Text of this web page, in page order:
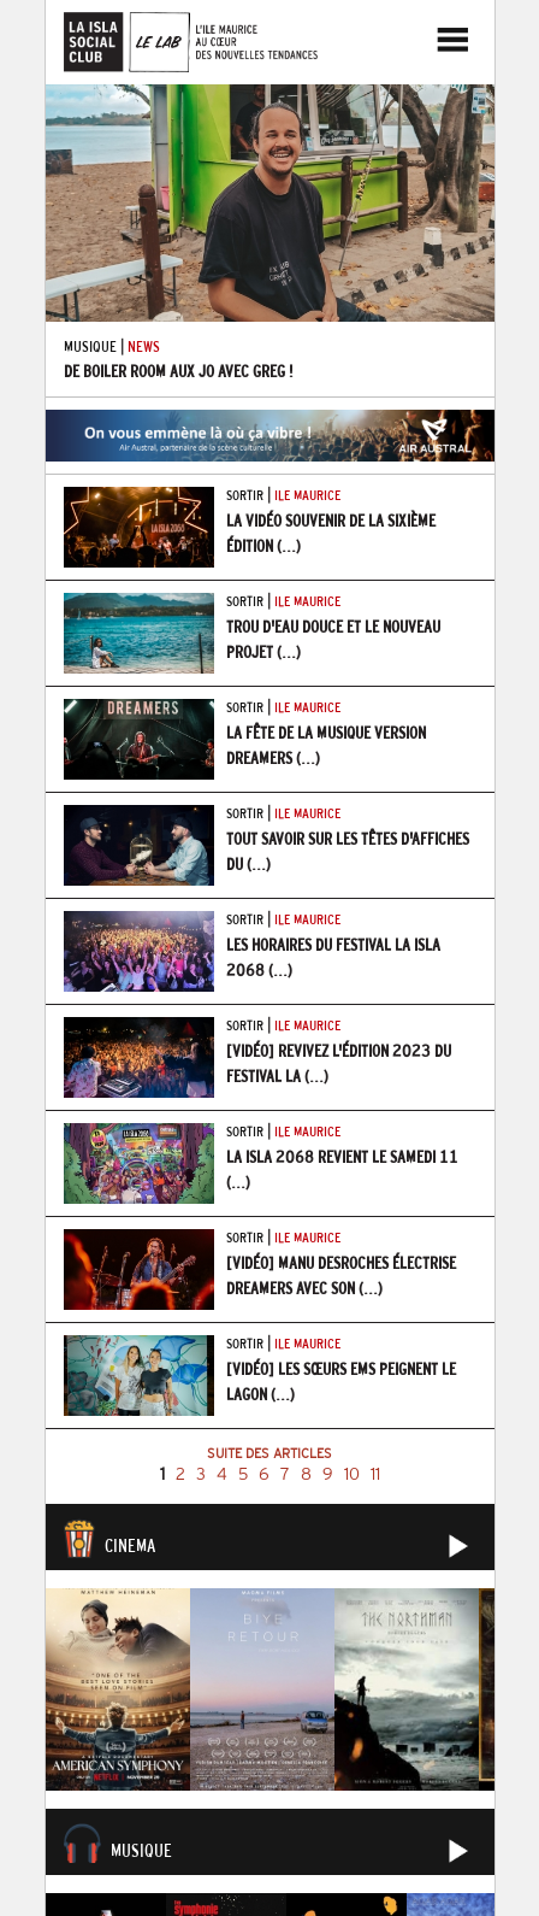
MUSIQUE| NEWS
DE BOILER ROOM AUX JO AVEC GREG !
SORTIR| ILE MAURICE
LA VIDÉO SOUVENIR DE LA SIXIÈME
ÉDITION(...)
SORTIR| ILE MAURICE
TROU D'EAU DOUCE ET LE NOUVEAU
PROJET(...)
SORTIR| ILE MAURICE
LA FÊTE DE LA MUSIQUE VERSION
DREAMERS(...)
SORTIR| ILE MAURICE
TOUT SAVOIR SUR LES TÊTES D'AFFICHES
DU(...)
SORTIR| ILE MAURICE
LES HORAIRES DU FESTIVAL LA ISLA
2068(...)
SORTIR| ILE MAURICE
[VIDÉO] REVIVEZ L'ÉDITION 2023 DU
FESTIVAL LA(...)
SORTIR| ILE MAURICE
LA ISLA 2068 REVIENT LE SAMEDI 11
(...)
SORTIR| ILE MAURICE
[VIDÉO] MANU DESROCHES ÉLECTRISE
DREAMERS AVEC SON(...)
SORTIR| ILE MAURICE
[VIDÉO] LES SŒURS EMS PEIGNENT LE
LAGON(...)
SUITE DES ARTICLES
1 2 3 4 5 6 7 8 9 10 11
CINEMA
MUSIQUE